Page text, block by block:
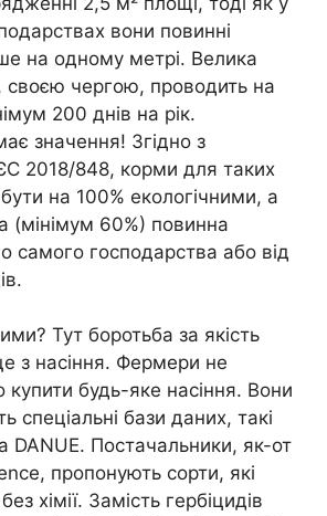
вони повинні
на одному метрі. Велика
своєю чергою, проводить на
200 днів на рік.
значення! Згідно з
2018/848, корми для таких
на 100% екологічними, а
(мінімум 60%) повинна
самого господарства або від
Тут боротьба за якість
з насіння. Фермери не
будь-яке насіння. Вони
спеціальні бази даних, такі
DANUE. Постачальники, як-от
пропонують сорти, які
хімії. Замість гербіцидів